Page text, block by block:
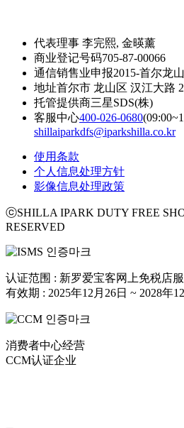
代表理事 李完熙, 金暎薰
商业登记号码705-87-00066
通信销售业申报2015-首尔龙
地址首尔市 龙山区 汉江大路
托管提供商三星SDS(株)
客服中心400-026-0680
shillaiparkdfs@iparkshilla.co.kr
使用条款
个人信息处理方针
影像信息处理政策
ⓒSHILLA IPARK DUTY FREE
RESERVED
认证范围 : 新罗爱宝客网上免税店
有效期 : 2025年12月26日 ~ 2028年
消费者中心经营
CCM认证企业